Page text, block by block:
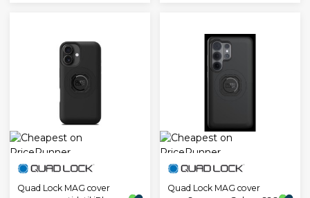
Quad Lock MAG cover
Quad Lock MAG cover